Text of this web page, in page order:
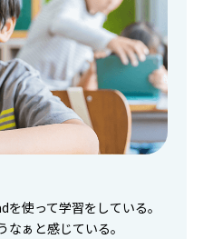
使って学習をしている。
ぁと感じている。